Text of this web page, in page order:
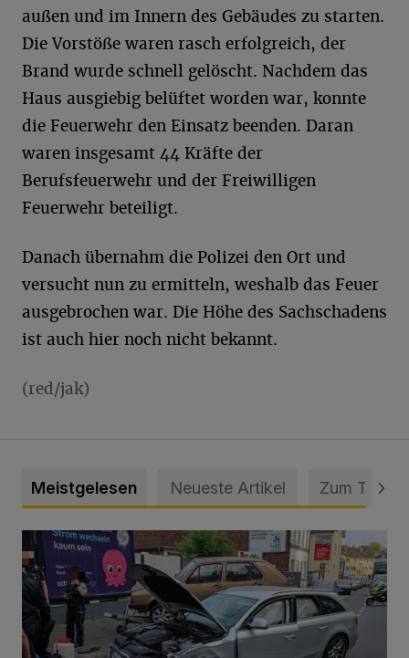
außen und im Innern des Gebäudes zu starten.
Die Vorstöße waren rasch erfolgreich, der
Brand wurde schnell gelöscht. Nachdem das
Haus ausgiebig belüftet worden war, konnte
die Feuerwehr den Einsatz beenden. Daran
waren insgesamt 44 Kräfte der
Berufsfeuerwehr und der Freiwilligen
Feuerwehr beteiligt.
Danach übernahm die Polizei den Ort und
versucht nun zu ermitteln, weshalb das Feuer
ausgebrochen war. Die Höhe des Sachschadens
ist auch hier noch nicht bekannt.
(red/jak)
Meistgelesen Neueste Artikel Zum Thema
Schwerer Unfall mit 2,48 Promille